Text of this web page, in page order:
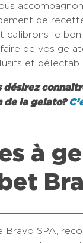
de
calibrons le
de vos
et
de la gelato?
à
Bravo SPA,